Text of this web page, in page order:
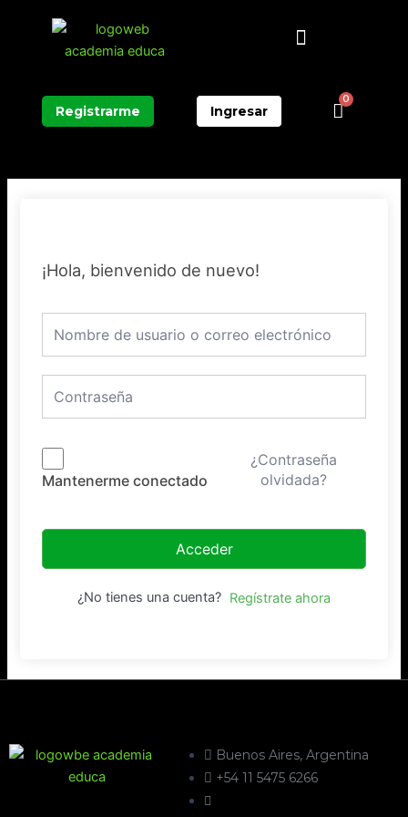
Menú
Registrarme Ingresar
0
¡Hola, bienvenido de nuevo!
Mantenerme conectado
¿Contraseña
olvidada?
Acceder
¿No tienes una cuenta? Regístrate ahora
Buenos Aires, Argentina
+54 11 5475 6266